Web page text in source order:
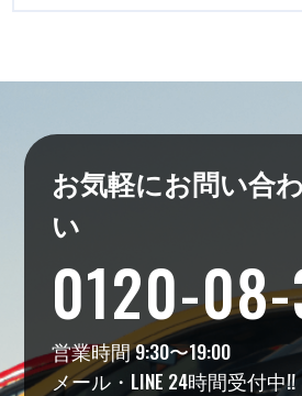
お気軽にお問い合
い
0120-
営業時間 9:30〜19:00
メール・LINE 24時間受付中!!